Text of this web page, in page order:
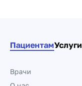
ПациентамУслуги
Врачи